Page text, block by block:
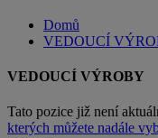
Domů
VEDOUCÍ
VEDOUCÍ VÝROBY
Tato pozice již není
kterých můžete nadále